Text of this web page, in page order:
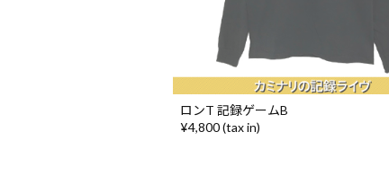
ロンT 記録ゲームB
¥4,800 (tax in)